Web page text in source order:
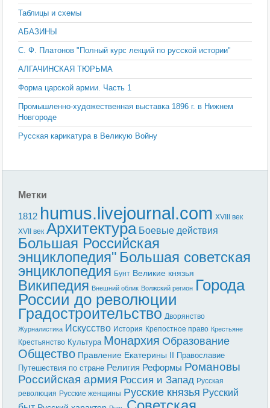
Таблицы и схемы
АБАЗИНЫ
С. Ф. Платонов "Полный курс лекций по русской истории"
АЛГАЧИНСКАЯ ТЮРЬМА
Форма царской армии. Часть 1
Промышленно-художественная выставка 1896 г. в Нижнем
Новгороде
Русская карикатура в Великую Войну
Метки
1812 humus.livejournal.com XVIII век
XVII век Архитектура Боевые действия
Большая Российская
энциклопедия" Большая советская
энциклопедия Бунт Великие князья
Википедия Внешний облик Волжский регион Города
России до революции
Градостроительство Дворянство
Журналистика Искусство История Крепостное право Крестьяне
Крестьянство Культура Монархия Образование
Общество Правление Екатерины II Православие
Путешествия по стране Религия Реформы Романовы
Российская армия Россия и Запад Русская
революция Русские женщины Русские князья Русский